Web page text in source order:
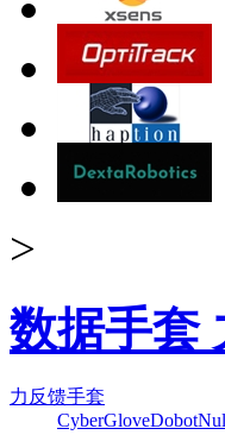
>
数据手套
力反馈手套
CyberGloveDobot